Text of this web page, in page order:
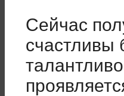
Сейчас
счастливы